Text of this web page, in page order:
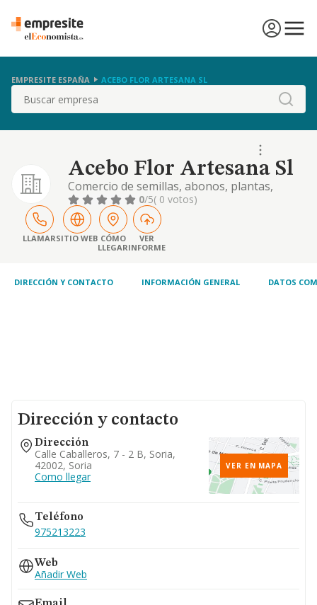
EMPRESITE ESPAÑA ACEBO FLOR ARTESANA SL
Buscar
Acebo Flor Artesana Sl
Comercio de semillas, abonos, plantas,
flores y pequenos animales comercio de
productos quimicos y articulos relacionados
con la actividad citada anteriormente.
fabricacion y venta de articulos de artesania,
decorativos
0/5( 0 votos)
LLAMARSITIO WEB CÓMO
LLEGAR
VER
INFORME
DIRECCIÓN Y CONTACTO INFORMACIÓN GENERAL DATOS
Dirección y contacto
Dirección
Calle Caballeros, 7 - 2 B, Soria,
42002, Soria
Como llegar
VER EN MAPA
Teléfono
975213223
Web
Añadir Web